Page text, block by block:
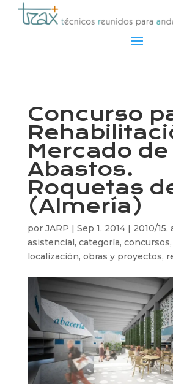
Concurso
Mercado de
Abastos.
Roquetas
(Almería)
por JARP | Sep 1, 2014| 2010/15,
asistencial, categoría, concursos,
localización, obras y proyectos,